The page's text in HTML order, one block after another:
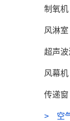
制氧机
风淋室
超声
风幕机
传递窗
空